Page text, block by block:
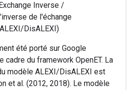
Inverse /
de l'échange
DisALEXI)
été porté sur Google
cadre du framework OpenET. La
modèle ALEXI/DisALEXI est
et al. (2012, 2018). Le modèle